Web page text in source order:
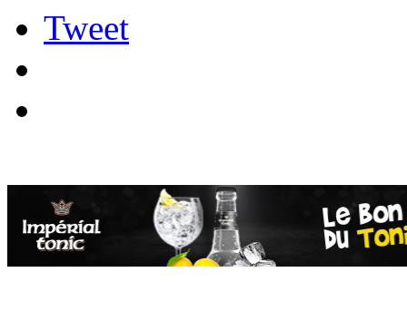
Tweet